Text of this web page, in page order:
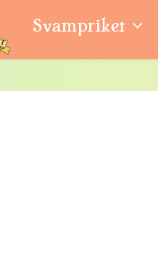
Svampriket